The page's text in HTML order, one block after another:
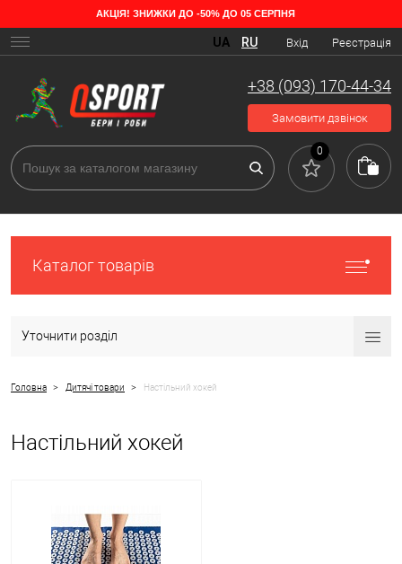
АКЦІЯ! ЗНИЖКИ ДО -50% ДО 05 СЕРПНЯ
Вхід Реєстрація
UA RU
+38 (093) 170-44-34
Замовити дзвінок
0
Каталог товарів
Уточнити розділ
Головна > Дитячі товари > Настільний хокей
Настільний хокей